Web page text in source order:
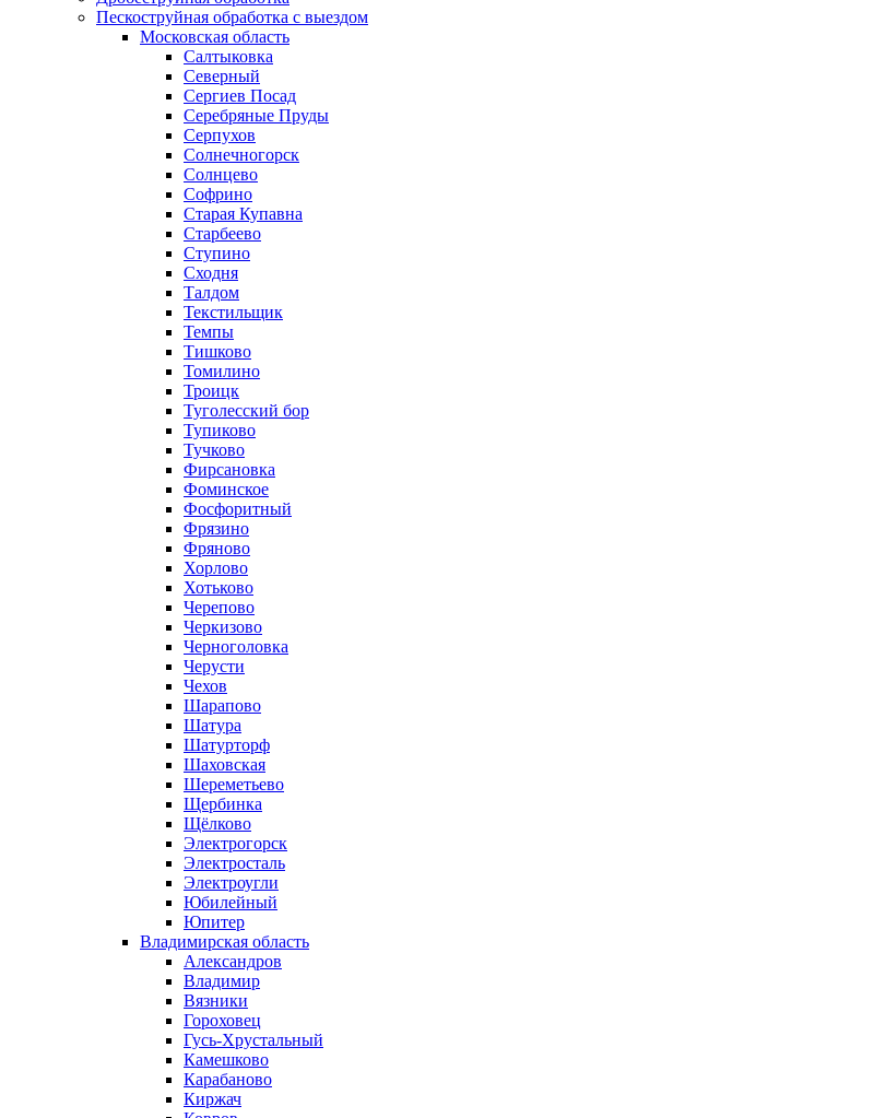
Пескоструйная обработка с выездом
Московская область
Салтыковка
Северный
Сергиев Посад
Серебряные Пруды
Серпухов
Солнечногорск
Солнцево
Софрино
Старая Купавна
Старбеево
Ступино
Сходня
Талдом
Текстильщик
Темпы
Тишково
Томилино
Троицк
Туголесский бор
Тупиково
Тучково
Фирсановка
Фоминское
Фосфоритный
Фрязино
Фряново
Хорлово
Хотьково
Черепово
Черкизово
Черноголовка
Черусти
Чехов
Шарапово
Шатура
Шатурторф
Шаховская
Шереметьево
Щербинка
Щёлково
Электрогорск
Электросталь
Электроугли
Юбилейный
Юпитер
Владимирская область
Александров
Владимир
Вязники
Гороховец
Гусь-Хрустальный
Камешково
Карабаново
Киржач